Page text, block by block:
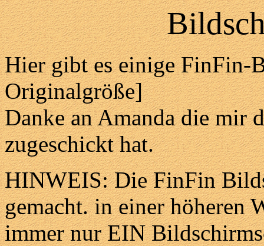
Hier gibt es einige FinFin-
Originalgröße]
Danke an Amanda die mir
zugeschickt hat.
HINWEIS: Die FinFin
gemacht. in einer höheren
immer nur EIN